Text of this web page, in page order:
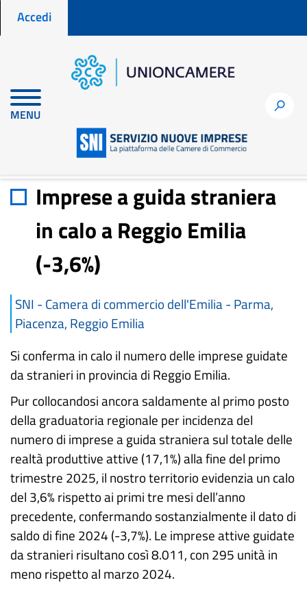
Menu profilo utente
Accedi
MENU
h
Home
Imprese a guida straniera in calo a Reggio Emilia (-3,6%)
Imprese a guida straniera
in calo a Reggio Emilia
(-3,6%)
SNI - Camera di commercio dell'Emilia - Parma,
Piacenza, Reggio Emilia
Si conferma in calo il numero delle imprese guidate
da stranieri in provincia di Reggio Emilia.
Pur collocandosi ancora saldamente al primo posto
della graduatoria regionale per incidenza del
numero di imprese a guida straniera sul totale delle
realtà produttive attive (17,1%) alla fine del primo
trimestre 2025, il nostro territorio evidenzia un calo
del 3,6% rispetto ai primi tre mesi dell’anno
precedente, confermando sostanzialmente il dato di
saldo di fine 2024 (-3,7%). Le imprese attive guidate
da stranieri risultano così 8.011, con 295 unità in
meno rispetto al marzo 2024.